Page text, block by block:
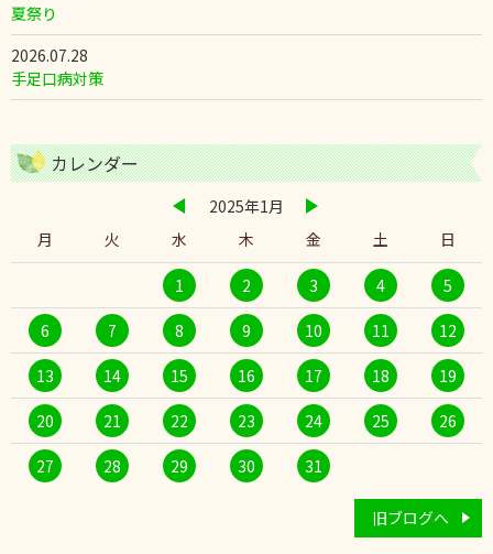
夏祭り
2026.07.28
手足口病対策
カレンダー
2025年1月
月
火 水 木 金 土 日
1 2 3 4 5
6 7 8 9 10 11 12
13 14 15 16 17 18 19
20 21 22 23 24 25 26
27 28 29 30 31
旧ブログへ